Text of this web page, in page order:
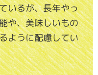
いるが、長年やっ
や、美味しいもの
ように配慮してい